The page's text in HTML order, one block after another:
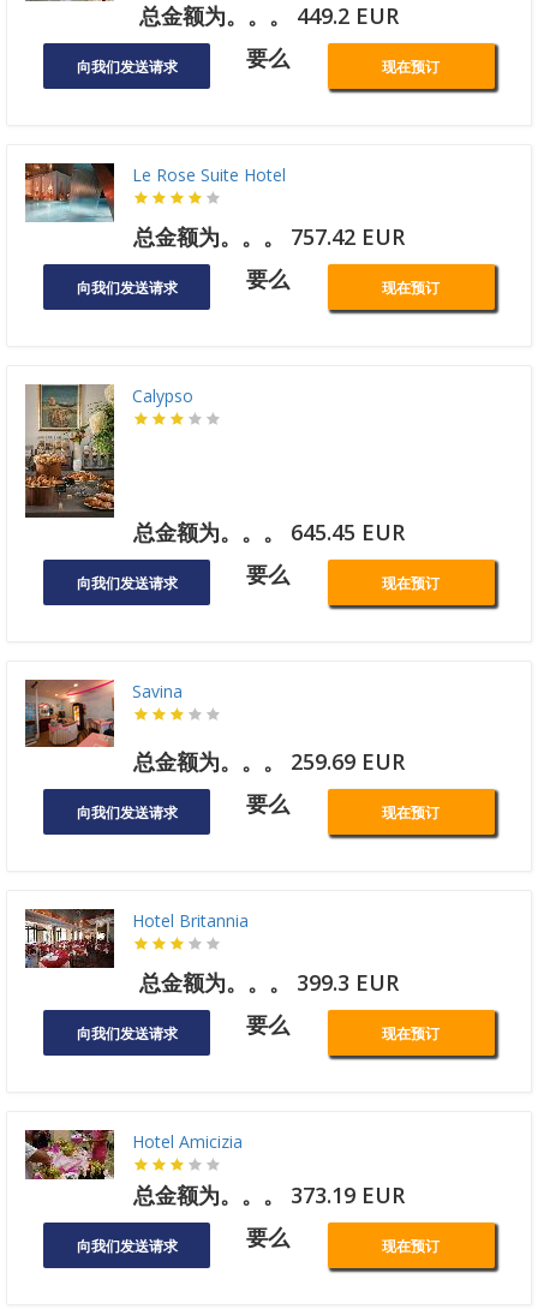
总金额为。。。 449.2 EUR
向我们发送请求 要么 现在预订
Le Rose Suite Hotel
总金额为。。。 757.42 EUR
向我们发送请求 要么 现在预订
Calypso
总金额为。。。 645.45 EUR
向我们发送请求 要么 现在预订
Savina
总金额为。。。 259.69 EUR
向我们发送请求 要么 现在预订
Hotel Britannia
总金额为。。。 399.3 EUR
向我们发送请求 要么 现在预订
Hotel Amicizia
总金额为。。。 373.19 EUR
向我们发送请求 要么 现在预订